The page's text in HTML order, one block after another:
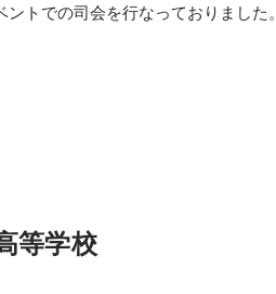
トでの司会を行なっておりました。
等学校